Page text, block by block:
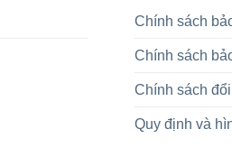
Chính sách
Chính sách
Chính sách
Quy định và